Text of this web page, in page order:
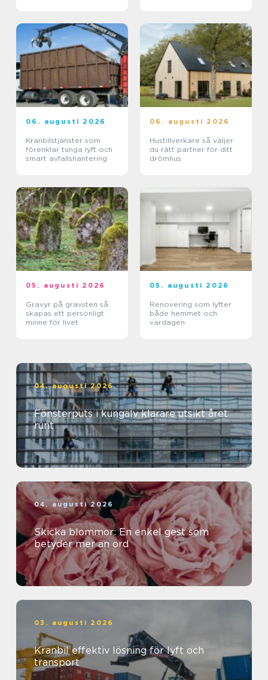
06. augusti 2026
Kranbilstjänster som
förenklar tunga lyft och
smart avfallshantering
06. augusti 2026
Hustillverkare så väljer
du rätt partner för ditt
drömhus
05. augusti 2026
Gravyr på gravsten så
skapas ett personligt
minne för livet
05. augusti 2026
Renovering som lyfter
både hemmet och
vardagen
04. augusti 2026
Fönsterputs i kungälv klarare utsikt året
runt
04. augusti 2026
Skicka blommor: En enkel gest som
betyder mer än ord
03. augusti 2026
Kranbil effektiv lösning för lyft och
transport